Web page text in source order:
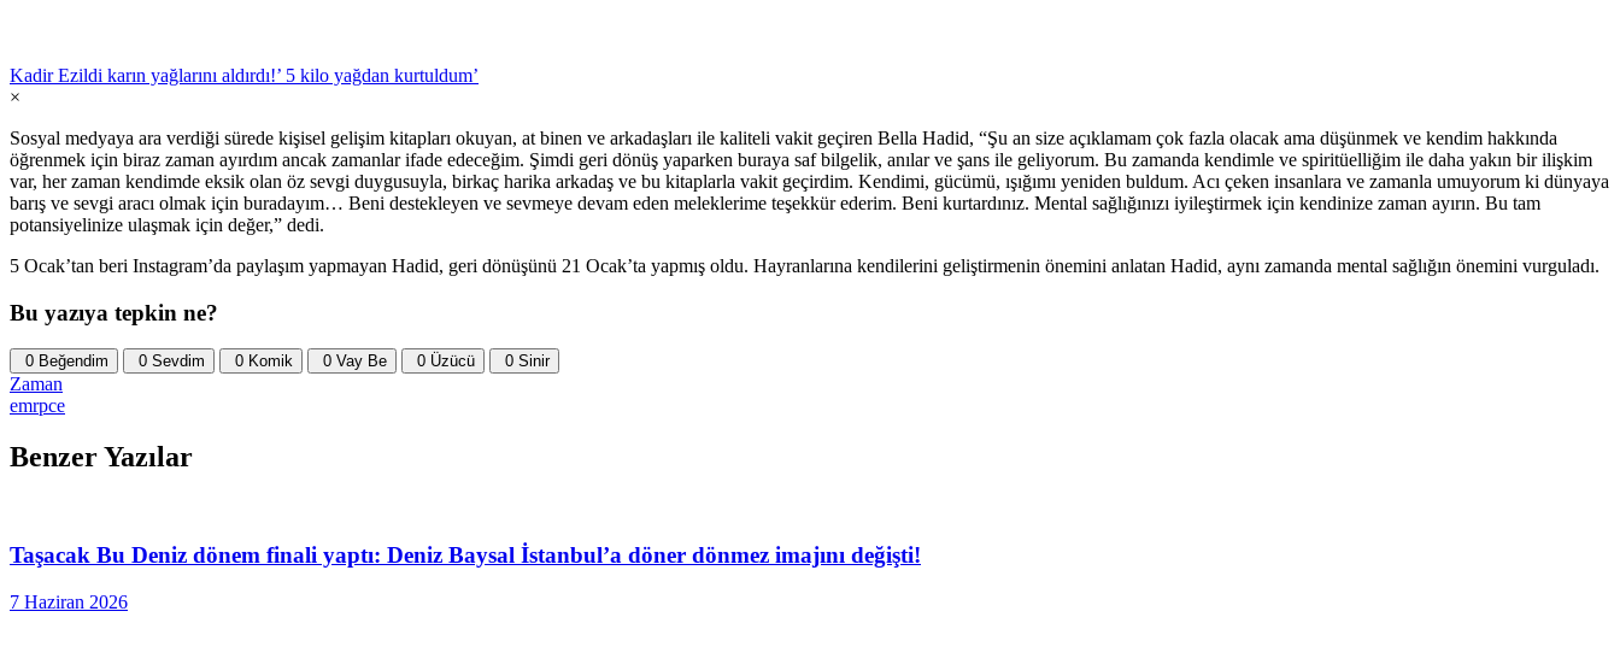
Kadir Ezildi karın yağlarını aldırdı!’ 5 kilo yağdan kurtuldum’
×
Sosyal medyaya ara verdiği sürede kişisel gelişim kitapları okuyan, at binen ve arkadaşları ile kaliteli vakit geçiren Bella Hadid, “Şu an size açıklamam çok fazla olacak ama düşünmek ve kendim hakkında
öğrenmek için biraz zaman ayırdım ancak zamanlar ifade edeceğim. Şimdi geri dönüş yaparken buraya saf bilgelik, anılar ve şans ile geliyorum. Bu zamanda kendimle ve spiritüelliğim ile daha yakın bir ilişkim
var, her zaman kendimde eksik olan öz sevgi duygusuyla, birkaç harika arkadaş ve bu kitaplarla vakit geçirdim. Kendimi, gücümü, ışığımı yeniden buldum. Acı çeken insanlara ve zamanla umuyorum ki dünyaya
barış ve sevgi aracı olmak için buradayım… Beni destekleyen ve sevmeye devam eden meleklerime teşekkür ederim. Beni kurtardınız. Mental sağlığınızı iyileştirmek için kendinize zaman ayırın. Bu tam
potansiyelinize ulaşmak için değer,” dedi.
5 Ocak’tan beri Instagram’da paylaşım yapmayan Hadid, geri dönüşünü 21 Ocak’ta yapmış oldu. Hayranlarına kendilerini geliştirmenin önemini anlatan Hadid, aynı zamanda mental sağlığın önemini vurguladı.
Bu yazıya tepkin ne?
0 Beğendim 0 Sevdim 0 Komik 0 Vay Be 0 Üzücü 0 Sinir
Zaman
emrpce
Benzer Yazılar
Taşacak Bu Deniz dönem finali yaptı: Deniz Baysal İstanbul’a döner dönmez imajını değişti!
7 Haziran 2026